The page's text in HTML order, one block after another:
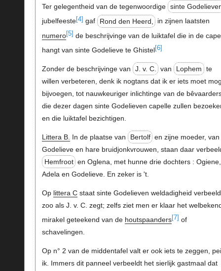
Ter gelegentheid van de tegenwoordige sinte
jubelfeeste[4] gaf Rond den Heerd,
in zijnen laatsten
numero[5] de beschrijvinge van de luiktafel die in de
hangt van sinte Godelieve te Ghistel[6]
Zonder de beschrijvinge van J. v. C. van Lophem
te
willen verbeteren, denk ik nogtans dat ik er iets moet
bijvoegen, tot nauwkeuriger inlichtinge van de
die dezer dagen sinte Godelieven capelle zullen
en die luiktafel bezichtigen.
Littera B. In de plaatse van Bertolf en zijne moeder, van
Godelieve en hare bruidjonkvrouwen, staan daar
Hemfroot en Oglena, met hunne drie dochters : Ogiene,
Adela en Godelieve. En zeker is 't.
Op littera Cstaat sinte Godelieven weldadigheid
zoo als J. v. C. zegt; zelfs ziet men er klaar het
mirakel geteekend van de houtspaanders[7] of
schavelingen.
Op n° 2 van de middentafel valt er ook iets te zeggen,
ik. Immers dit panneel verbeeldt het sierlijk gastmaal dat